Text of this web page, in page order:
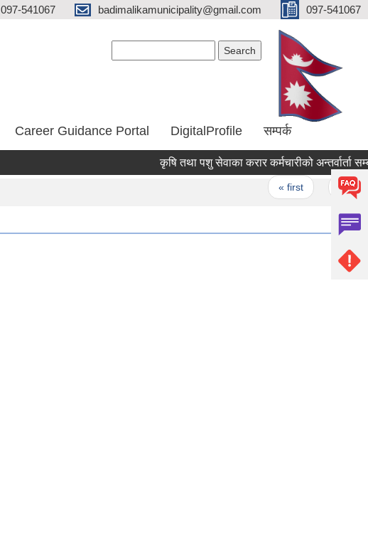
097-541067 badimalikamunicipality@gmail.com 097-541067
Career Guidance Portal DigitalProfile सम्पर्क
कृषि तथा पशु सेवाका करार कर्मचारीको अन्तर्वार्ता
« first ‹ previous